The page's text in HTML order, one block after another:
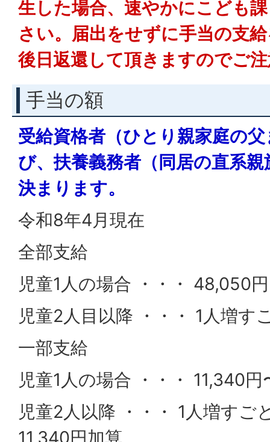
生した場合、速やかにこども
さい。届出をせずに手当の支
後日返還して頂きますのでご
手当の額
受給資格者（ひとり親家庭の
び、扶養義務者（同居の直系
決まります。
令和8年4月現在
全部支給
児童1人の場合 ・・・ 48,050円
児童2人目以降 ・・・ 1人増す
一部支給
児童1人の場合 ・・・ 11,340
児童2人以降 ・・・ 1人増すご
11,340円加算